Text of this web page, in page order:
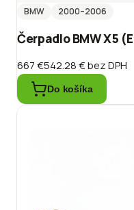
BMW 2000–2006
Čerpadlo BMW X5
667 €542.28 €bez DPH
Do košíka